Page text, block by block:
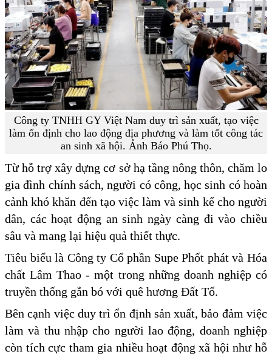
Công ty TNHH GY Việt Nam duy trì sản xuất, tạo việc
làm ổn định cho lao động địa phương và làm tốt công tác
an sinh xã hội. Ảnh Báo Phú Thọ.
Từ hỗ trợ xây dựng cơ sở hạ tầng nông thôn, chăm lo
gia đình chính sách, người có công, học sinh có hoàn
cảnh khó khăn đến tạo việc làm và sinh kế cho người
dân, các hoạt động an sinh ngày càng đi vào chiều
sâu và mang lại hiệu quả thiết thực.
Tiêu biểu là Công ty Cổ phần Supe Phốt phát và Hóa
chất Lâm Thao - một trong những doanh nghiệp có
truyền thống gắn bó với quê hương Đất Tổ.
Bên cạnh việc duy trì ổn định sản xuất, bảo đảm việc
làm và thu nhập cho người lao động, doanh nghiệp
còn tích cực tham gia nhiều hoạt động xã hội như hỗ